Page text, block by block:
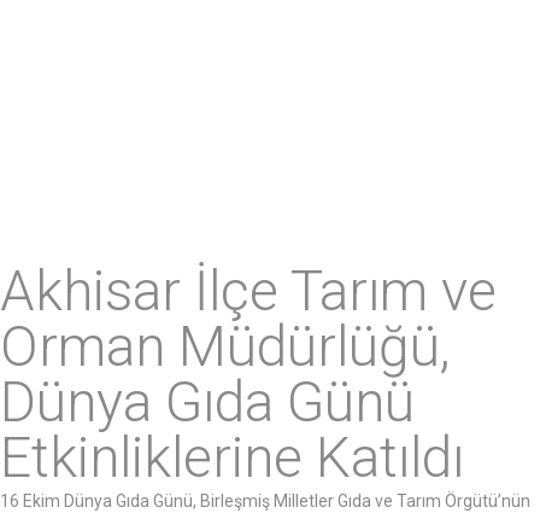
Akhisar İlçe Tarım ve
Orman Müdürlüğü,
Dünya Gıda Günü
Etkinliklerine Katıldı
16 Ekim Dünya Gıda Günü, Birleşmiş Milletler Gıda ve Tarım Örgütü’nün